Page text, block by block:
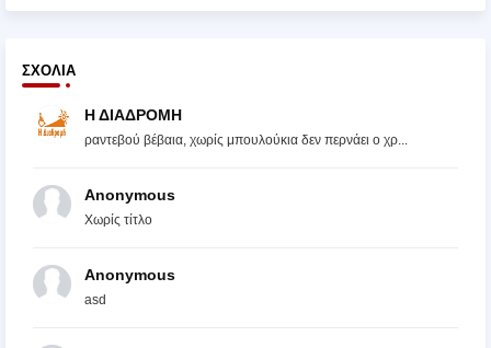
ΣΧΌΛΙΑ
Η ΔΙΑΔΡΟΜΗ
ραντεβού βέβαια, χωρίς μπουλούκια δεν περνάει ο χρ...
Anonymous
Χωρίς τίτλο
Anonymous
asd